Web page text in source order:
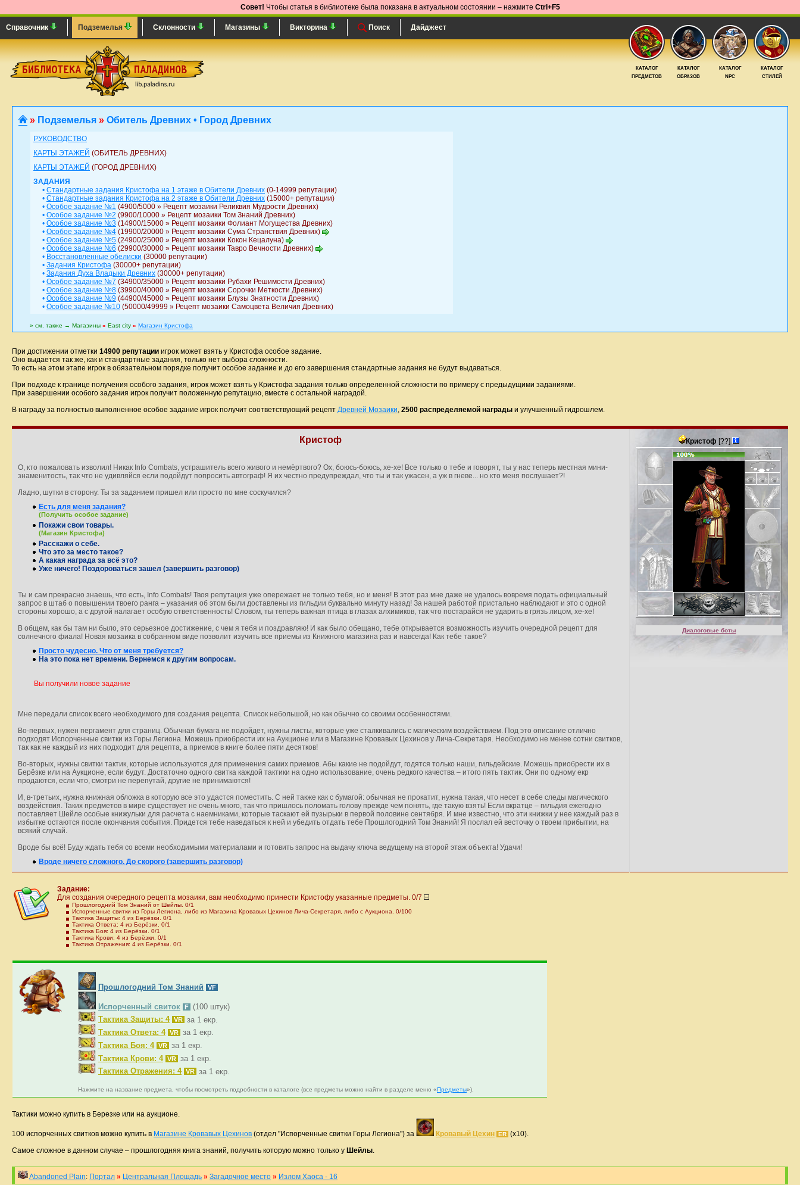
Совет! Чтобы статья в библиотеке была показана в актуальном состоянии – нажмите Ctrl+F5
КАТАЛОГ
СТИЛЕЙ
КАТАЛОГ
NPC
КАТАЛОГ
ОБРАЗОВ
КАТАЛОГ
ПРЕДМЕТОВ
Справочник Подземелья Склонности Магазины Викторина Поиск Дайджест
» Подземелья » Обитель Древних • Город Древних
РУКОВОДСТВО
КАРТЫ ЭТАЖЕЙ (ОБИТЕЛЬ ДРЕВНИХ)
КАРТЫ ЭТАЖЕЙ (ГОРОД ДРЕВНИХ)
ЗАДАНИЯ
• Стандартные задания Кристофа на 1 этаже в Обители Древних (0-14999 репутации)
• Стандартные задания Кристофа на 2 этаже в Обители Древних (15000+ репутации)
• Особое задание №1 (4900/5000 » Рецепт мозаики Реликвия Мудрости Древних)
• Особое задание №2 (9900/10000 » Рецепт мозаики Том Знаний Древних)
• Особое задание №3 (14900/15000 » Рецепт мозаики Фолиант Могущества Древних)
• Особое задание №4 (19900/20000 » Рецепт мозаики Сума Странствия Древних)
• Особое задание №5 (24900/25000 » Рецепт мозаики Кокон Кецалуна)
• Особое задание №6 (29900/30000 » Рецепт мозаики Тавро Вечности Древних)
• Восстановленные обелиски (30000 репутации)
• Задания Кристофа (30000+ репутации)
• Задания Духа Владыки Древних (30000+ репутации)
• Особое задание №7 (34900/35000 » Рецепт мозаики Рубахи Решимости Древних)
• Особое задание №8 (39900/40000 » Рецепт мозаики Сорочки Меткости Древних)
• Особое задание №9 (44900/45000 » Рецепт мозаики Блузы Знатности Древних)
• Особое задание №10 (50000/49999 » Рецепт мозаики Самоцвета Величия Древних)
» см. также → Магазины » East city » Магазин Кристофа
При достижении отметки 14900 репутации игрок может взять у Кристофа особое задание.
Оно выдается так же, как и стандартные задания, только нет выбора сложности.
То есть на этом этапе игрок в обязательном порядке получит особое задание и до его завершения стандартные задания не будут выдаваться.
При подходе к границе получения особого задания, игрок может взять у Кристофа задания только определенной сложности по примеру с предыдущими заданиями.
При завершении особого задания игрок получит положенную репутацию, вместе с остальной наградой.
В награду за полностью выполненное особое задание игрок получит соответствующий рецепт Древней Мозаики 2500 распределяемой награды и улучшенный гидрошлем.
Кристоф
О, кто пожаловать изволил! Никак Info Combats, устрашитель всего живого и немёртвого? Ох, боюсь-боюсь, хе-хе! Все только о тебе и говорят, ты у нас теперь местная мини-
знаменитость, так что не удивляйся если подойдут попросить автограф! Я их честно предупреждал, что ты и так ужасен, а уж в гневе... но кто меня послушает?!
Ладно, шутки в сторону. Ты за заданием пришел или просто по мне соскучился?
Есть для меня задания?
(Получить особое задание)
Покажи свои товары.
(Магазин Кристофа)
Расскажи о себе.
Что это за место такое?
А какая награда за всё это?
Уже ничего! Поздороваться зашел (завершить разговор)
Ты и сам прекрасно знаешь, что есть, Info Combats! Твоя репутация уже опережает не только тебя, но и меня! В этот раз мне даже не удалось вовремя подать официальный
запрос в штаб о повышении твоего ранга – указания об этом были доставлены из гильдии буквально минуту назад! За нашей работой пристально наблюдают и это с одной
стороны хорошо, а с другой налагает особую ответственность! Словом, ты теперь важная птица в глазах алхимиков, так что постарайся не ударить в грязь лицом, хе-хе!
В общем, как бы там ни было, это серьезное достижение, с чем я тебя и поздравляю! И как было обещано, тебе открывается возможность изучить очередной рецепт для
солнечного фиала! Новая мозаика в собранном виде позволит изучить все приемы из Книжного магазина раз и навсегда! Как тебе такое?
Просто чудесно. Что от меня требуется?
На это пока нет времени. Вернемся к другим вопросам.
Вы получили новое задание
Мне передали список всего необходимого для создания рецепта. Список небольшой, но как обычно со своими особенностями.
Во-первых, нужен пергамент для страниц. Обычная бумага не подойдет, нужны листы, которые уже сталкивались с магическим воздействием. Под это описание отлично
подходят Испорченные свитки из Горы Легиона. Можешь приобрести их на Аукционе или в Магазине Кровавых Цехинов у Лича-Секретаря. Необходимо не менее сотни свитков,
так как не каждый из них подходит для рецепта, а приемов в книге более пяти десятков!
Во-вторых, нужны свитки тактик, которые используются для применения самих приемов. Абы какие не подойдут, годятся только наши, гильдейские. Можешь приобрести их в
Берёзке или на Аукционе, если будут. Достаточно одного свитка каждой тактики на одно использование, очень редкого качества – итого пять тактик. Они по одному екр
продаются, если что, смотри не перепутай, другие не принимаются!
И, в-третьих, нужна книжная обложка в которую все это удастся поместить. С ней также как с бумагой: обычная не прокатит, нужна такая, что несет в себе следы магического
воздействия. Таких предметов в мире существует не очень много, так что пришлось поломать голову прежде чем понять, где такую взять! Если вкратце – гильдия ежегодно
поставляет Шейле особые книжульки для расчета с наемниками, которые таскают ей пузырьки в первой половине сентября. И мне известно, что эти книжки у нее каждый раз в
избытке остаются после окончания события. Придется тебе наведаться к ней и убедить отдать тебе Прошлогодний Том Знаний! Я послал ей весточку о твоем прибытии, на
всякий случай.
Вроде бы всё! Буду ждать тебя со всеми необходимыми материалами и готовить запрос на выдачу ключа ведущему на второй этаж объекта! Удачи!
Вроде ничего сложного. До скорого (завершить разговор)
Кристоф [??]
Диалоговые боты
Задание:
Для создания очередного рецепта мозаики, вам необходимо принести Кристофу указанные предметы. 0/7
Прошлогодний Том Знаний от Шейлы. 0/1
Испорченные свитки из Горы Легиона, либо из Магазина Кровавых Цехинов Лича-Секретаря, либо с Аукциона. 0/100
Тактика Защиты: 4 из Берёзки. 0/1
Тактика Ответа: 4 из Берёзки. 0/1
Тактика Боя: 4 из Берёзки. 0/1
Тактика Крови: 4 из Берёзки. 0/1
Тактика Отражения: 4 из Берёзки. 0/1
Прошлогодний Том Знаний VF
Испорченный свиток F
(100 штук)
Тактика Защиты: 4 VR за 1 екр.
Тактика Ответа: 4 VR за 1 екр.
Тактика Боя: 4 VR за 1 екр.
Тактика Крови: 4 VR за 1 екр.
Тактика Отражения: 4 VR за 1 екр.
Нажмите на название предмета, чтобы посмотреть подробности в каталоге (все предметы можно найти в разделе меню «Предметы»).
Тактики можно купить в Березке или на аукционе.
100 испорченных свитков можно купить в Магазине Кровавых Цехинов (отдел "Испорченные свитки Горы Легиона") за Кровавый Цехин ER (x10).
Самое сложное в данном случае – прошлогодняя книга знаний, получить которую можно только у Шейлы
Abandoned Plain: Портал » Центральная Площадь » Загадочное место » Излом Хаоса - 16